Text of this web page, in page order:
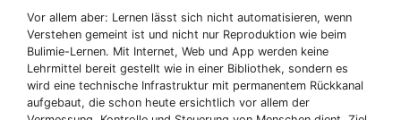
Vor allem aber: Lernen lässt sich nicht automatisieren, wenn
Verstehen gemeint ist und nicht nur Reproduktion wie beim
Bulimie-Lernen. Mit Internet, Web und App werden keine
Lehrmittel bereit gestellt wie in einer Bibliothek, sondern es
wird eine technische Infrastruktur mit permanentem Rückkanal
aufgebaut, die schon heute ersichtlich vor allem der